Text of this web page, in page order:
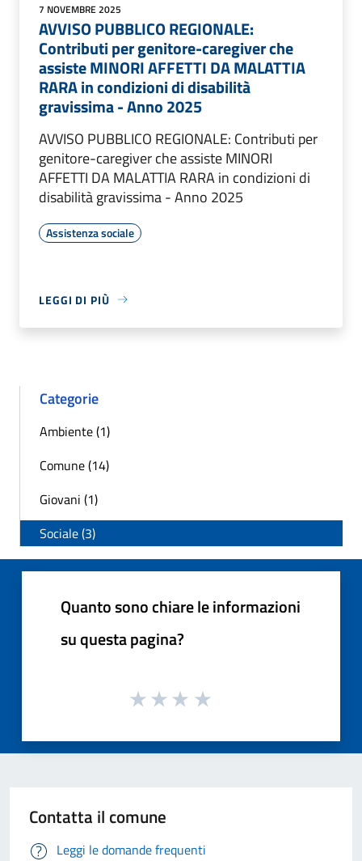
7 NOVEMBRE 2025
AVVISO PUBBLICO REGIONALE:
Contributi per genitore-caregiver che
assiste MINORI AFFETTI DA MALATTIA
RARA in condizioni di disabilità
gravissima - Anno 2025
AVVISO PUBBLICO REGIONALE: Contributi per
genitore-caregiver che assiste MINORI
AFFETTI DA MALATTIA RARA in condizioni di
disabilità gravissima - Anno 2025
Assistenza sociale
LEGGI DI PIÙ
Categorie
Ambiente (1)
Comune (14)
Giovani (1)
Sociale (3)
Quanto sono chiare le informazioni
su questa pagina?
Contatta il comune
Leggi le domande frequenti